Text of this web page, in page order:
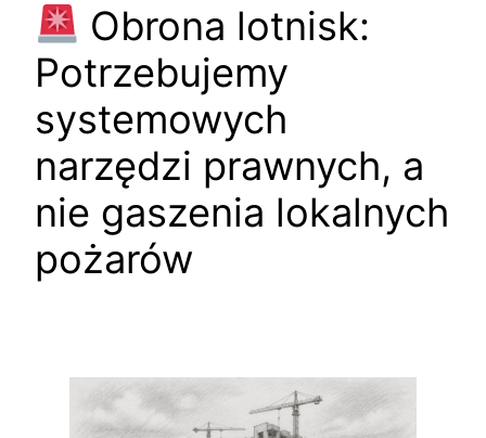
Obrona lotnisk:
Potrzebujemy
systemowych
narzędzi prawnych, a
nie gaszenia lokalnych
pożarów